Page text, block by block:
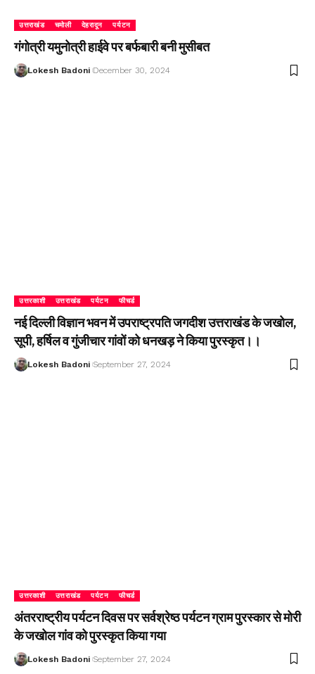
उत्तराखंड चमोली देहरादून पर्यटन
गंगोत्री यमुनोत्री हाईवे पर बर्फबारी बनी मुसीबत
Lokesh Badoni December 30, 2024
उत्तरकाशी उत्तराखंड पर्यटन फीचर्ड
नई दिल्ली विज्ञान भवन में उपराष्ट्रपति जगदीश उत्तराखंड के जखोल,
सूपी, हर्षिल व गुंजीचार गांवों को धनखड़ ने किया पुरस्कृत।।
Lokesh Badoni September 27, 2024
उत्तरकाशी उत्तराखंड पर्यटन फीचर्ड
अंतरराष्ट्रीय पर्यटन दिवस पर सर्वश्रेष्ठ पर्यटन ग्राम पुरस्कार से मोरी
के जखोल गांव को पुरस्कृत किया गया
Lokesh Badoni September 27, 2024